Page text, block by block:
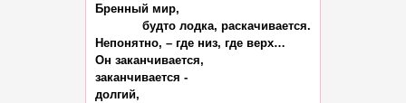
Бренный мир,
             будто лодка, раскачивается.
Непонятно, – где низ, где верх…
Он заканчивается,
заканчивается -
долгий,